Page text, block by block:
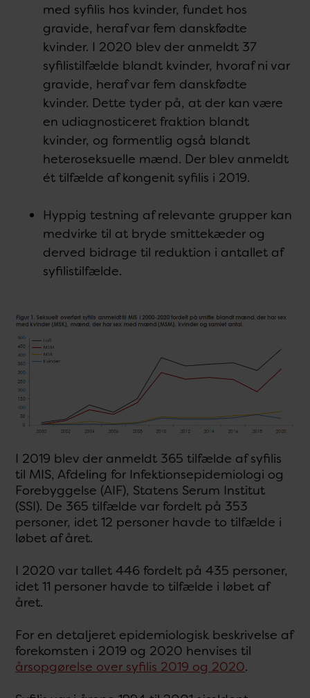
med syfilis hos kvinder, fundet hos
gravide, heraf var fem danskfødte
kvinder. I 2020 blev der anmeldt 37
syfilistilfælde blandt kvinder, hvoraf ni var
gravide, heraf var fem danskfødte
kvinder. Dette tyder på, at der kan være
en udiagnosticeret fraktion blandt
kvinder, og formentlig også blandt
heteroseksuelle mænd. Der blev anmeldt
ét tilfælde af kongenit syfilis i 2019.
Hyppig testning af relevante grupper kan
medvirke til at bryde smittekæder og
derved bidrage til reduktion i antallet af
syfilistilfælde.
I 2019 blev der anmeldt 365 tilfælde af syfilis
til MIS, Afdeling for Infektionsepidemiologi og
Forebyggelse (AIF), Statens Serum Institut
(SSI). De 365 tilfælde var fordelt på 353
personer, idet 12 personer havde to tilfælde i
løbet af året.
I 2020 var tallet 446 fordelt på 435 personer,
idet 11 personer havde to tilfælde i løbet af
året.
For en detaljeret epidemiologisk beskrivelse af
forekomsten i 2019 og 2020 henvises til
årsopgørelse over syfilis 2019 og 2020.